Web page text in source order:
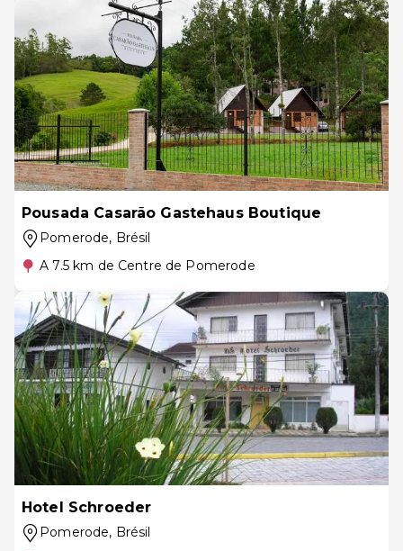
Pousada Casarão Gastehaus Boutique
Pomerode, Brésil
A 7.5 km de Centre de Pomerode
Hotel Schroeder
Pomerode, Brésil